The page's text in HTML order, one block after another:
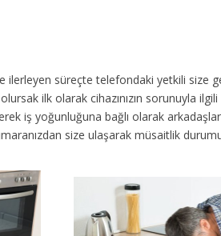
ilerleyen süreçte telefondaki yetkili size
ilk olarak cihazınızın sorunuyla
iş yoğunluğuna bağlı olarak
size ulaşarak müsaitlik